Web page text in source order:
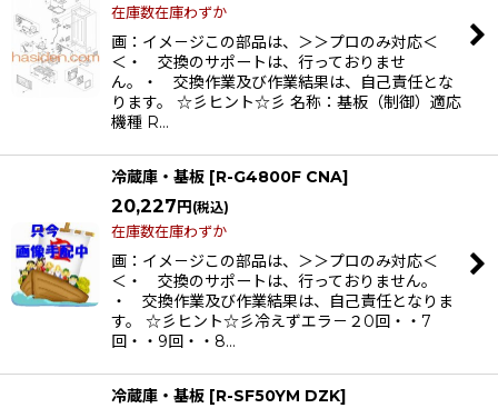
在庫数在庫わずか
画：イメ－ジこの部品は、＞＞プロのみ対応＜
＜・ 交換のサポートは、行っておりませ
ん。・ 交換作業及び作業結果は、自己責任とな
ります。 ☆彡ヒント☆彡 名称：基板（制御）適応
機種 R…
冷蔵庫・基板 [R-G4800F CNA]
20,227円 (税込)
在庫数在庫わずか
画：イメ－ジこの部品は、＞＞プロのみ対応＜
＜・ 交換のサポートは、行っておりません。
・ 交換作業及び作業結果は、自己責任となりま
す。 ☆彡ヒント☆彡冷えずエラ－２0回・・7
回・・9回・・8…
冷蔵庫・基板 [R-SF50YM DZK]